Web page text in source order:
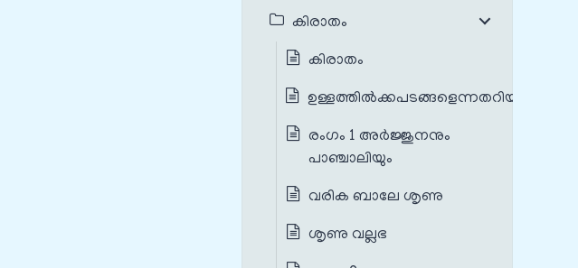
കിരാതം
കിരാതം
രംഗം 1 അർജ്ജുനനും
പാഞ്ചാലിയും
വരിക ബാലേ ശൃണു
ശൃണു വല്ലഭ